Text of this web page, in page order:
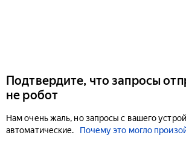
Подтвердите, что запросы
не робот
Нам очень жаль, но запросы с вашего
автоматические.
Почему это могло